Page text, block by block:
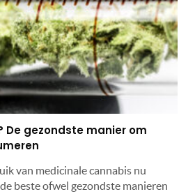
De gezondste manier om
van medicinale cannabis nu
beste ofwel gezondste manieren